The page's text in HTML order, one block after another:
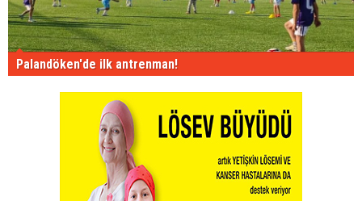
Palandöken'de ilk antrenman!